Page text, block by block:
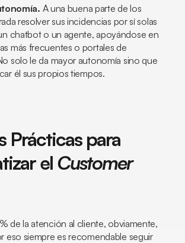
A una buena parte de los
resolver sus incidencias por sí solas
chatbot o un agente, apoyándose en
más frecuentes o portales de
solo le da mayor autonomía sino que
él sus propios tiempos.
Prácticas para
el Customer
de la atención al cliente, obviamente,
eso siempre es recomendable seguir